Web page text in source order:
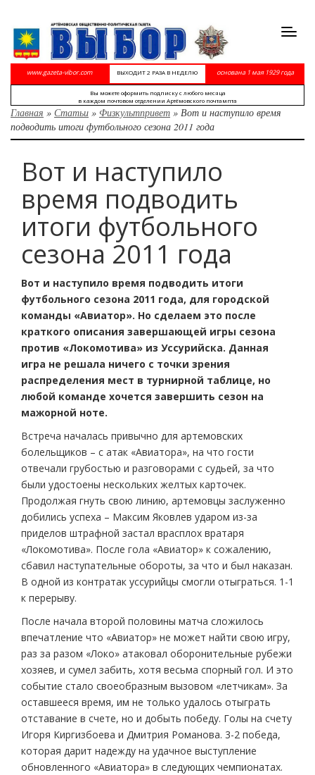
www.gazeta-vibor.com ВЫХОДИТ 2 РАЗА В НЕДЕЛЮ основана 1 мая 1929 года
Вы можете оформить подписку с любого месяца
в каждом почтовом отделении Артёмовского почтампта
Главная » Статьи » Физкультпривет » Вот и наступило время
подводить итоги футбольного сезона 2011 года
Вот и наступило
время подводить
итоги футбольного
сезона 2011 года
Вот и наступило время подводить итоги
футбольного сезона 2011 года, для городской
команды «Авиатор». Но сделаем это после
краткого описания завершающей игры сезона
против «Локомотива» из Уссурийска. Данная
игра не решала ничего с точки зрения
распределения мест в турнирной таблице, но
любой команде хочется завершить сезон на
мажорной ноте.
Встреча началась привычно для артемовских
болельщиков – с атак «Авиатора», на что гости
отвечали грубостью и разговорами с судьей, за что
были удостоены нескольких желтых карточек.
Продолжая гнуть свою линию, артемовцы заслуженно
добились успеха – Максим Яковлев ударом из-за
приделов штрафной застал врасплох вратаря
«Локомотива». После гола «Авиатор» к сожалению,
сбавил наступательные обороты, за что и был наказан.
В одной из контратак уссурийцы смогли отыграться. 1-1
к перерыву.
После начала второй половины матча сложилось
впечатление что «Авиатор» не может найти свою игру,
раз за разом «Локо» атаковал оборонительные рубежи
хозяев, и сумел забить, хотя весьма спорный гол. И это
событие стало своеобразным вызовом «летчикам». За
оставшееся время, им не только удалось отыграть
отставание в счете, но и добыть победу. Голы на счету
Игоря Киргизбоева и Дмитрия Романова. 3-2 победа,
которая дарит надежду на удачное выступление
обновленного «Авиатора» в следующих чемпионатах.